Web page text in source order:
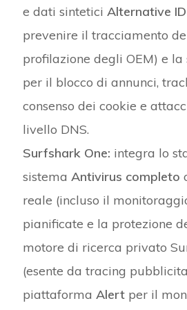
e dati sinteticiAlternative ID
prevenire il tracciamento
profilazione degli OEM) e la
per il blocco di annunci,
consenso dei cookie e
livello DNS.
Surfshark One: integra lo
sistemaAntivirus completo
reale (incluso il
pianificate e la protezione
motore di ricerca privato
(esente da tracing
piattaformaAlert per il